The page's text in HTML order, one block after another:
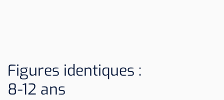
Figures identiques :
8-12 ans